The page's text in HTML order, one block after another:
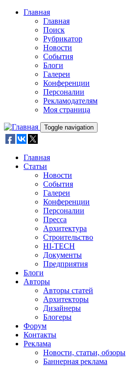
Skip to main content
Главная
Главная
Поиск
Рубрикатор
Новости
События
Блоги
Галереи
Конференции
Персоналии
Рекламодателям
Моя страница
Toggle navigation
Главная
Статьи
Новости
События
Галереи
Конференции
Персоналии
Пресса
Архитектура
Строительство
HI-TECH
Документы
Предприятия
Блоги
Авторы
Авторы статей
Архитекторы
Дизайнеры
Блогеры
Форум
Контакты
Реклама
Новости, статьи, обзоры
Баннерная реклама